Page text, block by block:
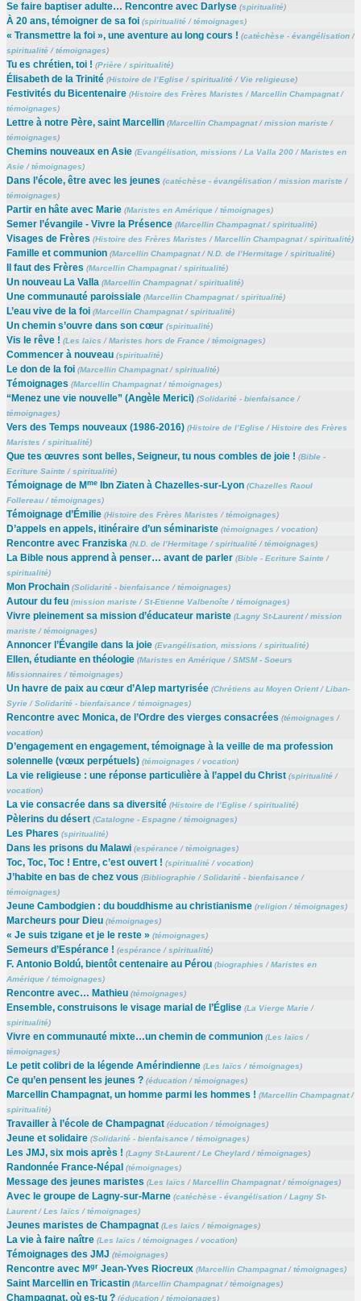
Se faire baptiser adulte… Rencontre avec Darlyse (spiritualité)
À 20 ans, témoigner de sa foi (spiritualité/témoignages)
« Transmettre la foi », une aventure au long cours ! (catéchèse - évangélisation/
spiritualité/témoignages)
Tu es chrétien, toi ! (Prière/spiritualité)
Élisabeth de la Trinité (Histoire de l’Eglise/ spiritualité/ Vie religieuse)
Festivités du Bicentenaire (Histoire des Frères Maristes /Marcellin Champagnat/
témoignages)
Lettre à notre Père, saint Marcellin (Marcellin Champagnat/mission mariste/
témoignages)
Chemins nouveaux en Asie (Evangélisation, missions /La Valla 200/Maristes en
Asie/témoignages)
Dans l’école, être avec les jeunes (catéchèse - évangélisation/mission mariste/
témoignages)
Partir en hâte avec Marie (Maristes en Amérique/témoignages)
Semer l’évangile - Vivre la Présence (Marcellin Champagnat/ spiritualité)
Visages de Frères (Histoire des Frères Maristes /Marcellin Champagnat/spiritualité)
Famille et communion (Marcellin Champagnat/N.D. de l’Hermitage/ spiritualité)
Il faut des Frères (Marcellin Champagnat/spiritualité)
Un nouveau La Valla (Marcellin Champagnat/ spiritualité)
Une communauté paroissiale (Marcellin Champagnat/spiritualité)
L’eau vive de la foi (Marcellin Champagnat/ spiritualité)
Un chemin s’ouvre dans son cœur (spiritualité)
Vis le rêve ! (Les laïcs /Maristes hors de France/témoignages)
Commencer à nouveau (spiritualité)
Le don de la foi (Marcellin Champagnat/ spiritualité)
Témoignages (Marcellin Champagnat/témoignages)
“Menez une vie nouvelle” (Angèle Merici) (Solidarité - bienfaisance/
témoignages)
Vers des Temps nouveaux (1986-2016) (Histoire de l’Eglise/Histoire des Frères
Maristes /spiritualité)
Que tes œuvres sont belles, Seigneur, tu nous combles de joie ! (Bible -
Ecriture Sainte/ spiritualité)
Témoignage de MmeIbn Ziaten à Chazelles-sur-Lyon (Chazelles Raoul
Follereau/témoignages)
Témoignage d’Émilie (Histoire des Frères Maristes /témoignages)
D’appels en appels, itinéraire d’un séminariste (témoignages /vocation)
Rencontre avec Franziska (N.D. de l’Hermitage/ spiritualité/témoignages)
La Bible nous apprend à penser… avant de parler (Bible - Ecriture Sainte/
spiritualité)
Mon Prochain (Solidarité - bienfaisance/témoignages)
Autour du feu (mission mariste/St-Etienne Valbenoîte/témoignages)
Vivre pleinement sa mission d’éducateur mariste (Lagny St-Laurent/mission
mariste/témoignages)
Annoncer l’Évangile dans la joie (Evangélisation, missions /spiritualité)
Ellen, étudiante en théologie (Maristes en Amérique/SMSM - Soeurs
Missionnaires /témoignages)
Un havre de paix au cœur d’Alep martyrisée (Chrétiens au Moyen Orient/Liban-
Syrie/Solidarité - bienfaisance/témoignages)
Rencontre avec Monica, de l’Ordre des vierges consacrées (témoignages /
vocation)
D’engagement en engagement, témoignage à la veille de ma profession
solennelle (vœux perpétuels) (témoignages /vocation)
La vie religieuse : une réponse particulière à l’appel du Christ (spiritualité/
vocation)
La vie consacrée dans sa diversité (Histoire de l’Eglise/spiritualité)
Pèlerins du désert (Catalogne - Espagne/témoignages)
Les Phares (spiritualité)
Dans les prisons du Malawi (espérance/témoignages)
Toc, Toc, Toc ! Entre, c’est ouvert ! (spiritualité/vocation)
J’habite en bas de chez vous (Bibliographie/Solidarité - bienfaisance/
témoignages)
Jeune Cambodgien : du bouddhisme au christianisme (religion/témoignages)
Marcheurs pour Dieu (témoignages)
« Je suis tzigane et je le reste » (témoignages)
Semeurs d’Espérance ! (espérance/ spiritualité)
F. Antonio Boldú, bientôt centenaire au Pérou (biographies /Maristes en
Amérique/témoignages)
Rencontre avec… Mathieu (témoignages)
Ensemble, construisons le visage marial de l’Église (La Vierge Marie/
spiritualité)
Vivre en communauté mixte…un chemin de communion (Les laïcs /
témoignages)
Le petit colibri de la légende Amérindienne (Les laïcs /témoignages)
Ce qu’en pensent les jeunes ? (éducation/témoignages)
Marcellin Champagnat, un homme parmi les hommes ! (Marcellin Champagnat/
spiritualité)
Travailler à l’école de Champagnat (éducation/témoignages)
Jeune et solidaire (Solidarité - bienfaisance/témoignages)
Les JMJ, six mois après ! (Lagny St-Laurent/Le Cheylard/témoignages)
Randonnée France-Népal (témoignages)
Message des jeunes maristes (Les laïcs /Marcellin Champagnat/témoignages)
Avec le groupe de Lagny-sur-Marne (catéchèse - évangélisation/Lagny St-
Laurent/Les laïcs /témoignages)
Jeunes maristes de Champagnat (Les laïcs /témoignages)
La vie à faire naître (Les laïcs /témoignages /vocation)
Témoignages des JMJ (témoignages)
Rencontre avec MgrJean-Yves Riocreux (Marcellin Champagnat/témoignages)
Saint Marcellin en Tricastin (Marcellin Champagnat/témoignages)
Champagnat, où es-tu ? (éducation/témoignages)